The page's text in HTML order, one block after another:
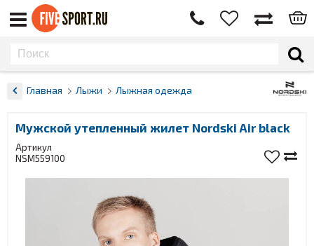
Главная Лыжи Лыжная одежда
Мужской утепленный жилет Nordski Air black
Артикул
NSM559100